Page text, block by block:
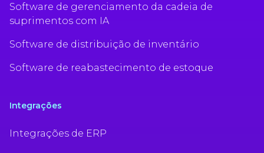
Software de gerenciamento da cadeia de
suprimentos com IA
Software de distribuição de inventário
Software de reabastecimento de estoque
Integrações
Integrações de ERP